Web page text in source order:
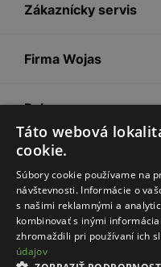
Zákaznícky servis
Firma Wojas
Pokyny
Nákupný poriadok
Táto webová
cookie.
Súbory cookie používame na
návštevnosti. Informácie o
s našimi reklamnými a
kombinovať s inými
zhromaždili pri používaní ich
údajov